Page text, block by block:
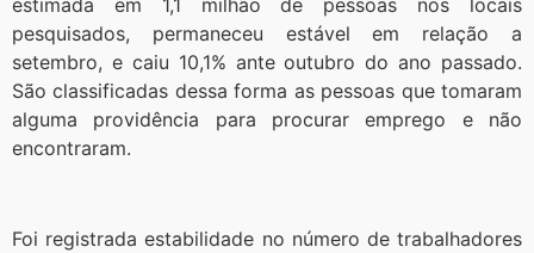
pesquisados, permaneceu estável em relação a
setembro, e caiu 10,1% ante outubro do ano passado.
São classificadas dessa forma as pessoas que tomaram
alguma providência para procurar emprego e não
encontraram.
Foi registrada estabilidade no número de trabalhadores